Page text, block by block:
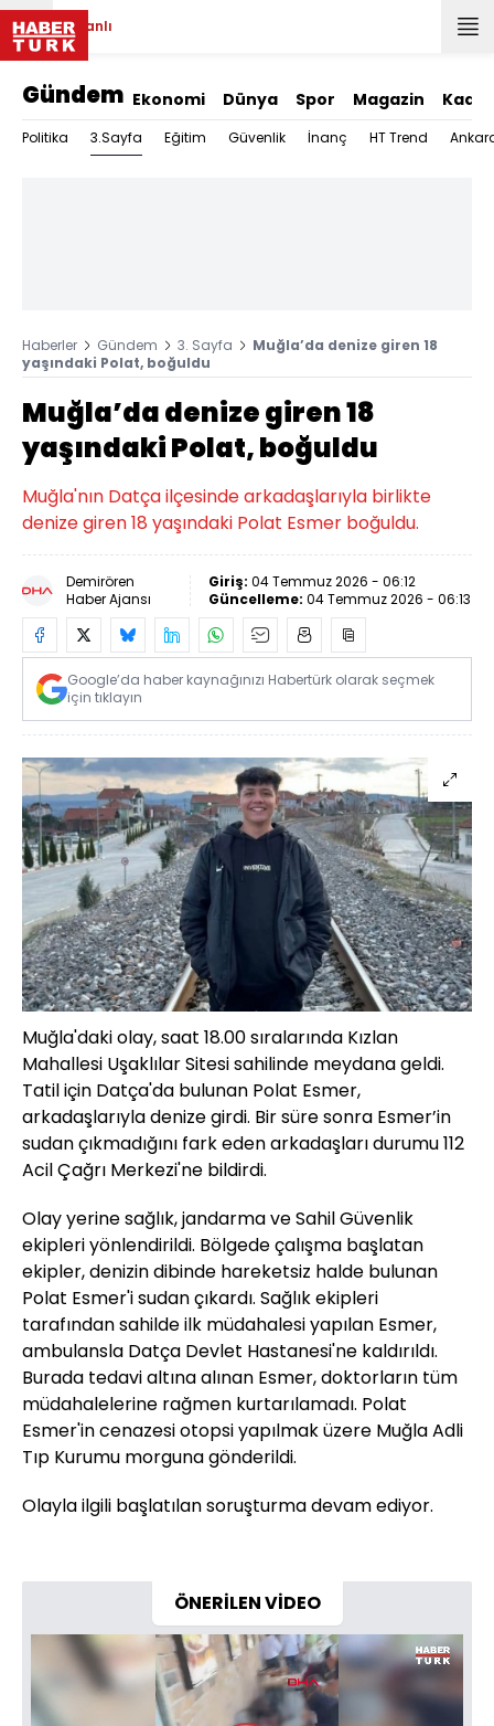
Canlı
Gündem Ekonomi Dünya Spor Magazin Kadın
Politika 3.Sayfa Eğitim Güvenlik İnanç HT Trend
Haberler Gündem 3. Sayfa
Muğla’da denize giren 18
yaşındaki Polat, boğuldu
Muğla’da denize giren 18
yaşındaki Polat, boğuldu
Muğla'nın Datça ilçesinde arkadaşlarıyla birlikte
denize giren 18 yaşındaki Polat Esmer boğuldu.
Demirören
Haber Ajansı
Giriş: 04 Temmuz 2026 - 06:12
Güncelleme: 04 Temmuz 2026 - 06:13
Google’da haber kaynağınızı Habertürk olarak seçmek
için tıklayın
Muğla'daki olay, saat 18.00 sıralarında Kızlan
Mahallesi Uşaklılar Sitesi sahilinde meydana geldi.
Tatil için Datça'da bulunan Polat Esmer,
arkadaşlarıyla denize girdi. Bir süre sonra Esmer’in
sudan çıkmadığını fark eden arkadaşları durumu 112
Acil Çağrı Merkezi'ne bildirdi.
Olay yerine sağlık, jandarma ve Sahil Güvenlik
ekipleri yönlendirildi. Bölgede çalışma başlatan
ekipler, denizin dibinde hareketsiz halde bulunan
Polat Esmer'i sudan çıkardı. Sağlık ekipleri
tarafından sahilde ilk müdahalesi yapılan Esmer,
ambulansla Datça Devlet Hastanesi'ne kaldırıldı.
Burada tedavi altına alınan Esmer, doktorların tüm
müdahalelerine rağmen kurtarılamadı. Polat
Esmer'in cenazesi otopsi yapılmak üzere Muğla Adli
Tıp Kurumu morguna gönderildi.
Olayla ilgili başlatılan soruşturma devam ediyor.
ÖNERİLEN VİDEO